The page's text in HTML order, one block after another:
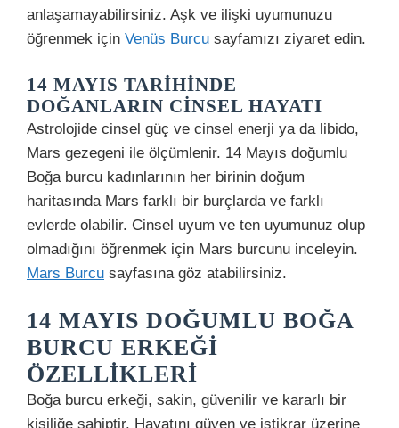
anlaşamayabilirsiniz. Aşk ve ilişki uyumunuzu
öğrenmek için Venüs Burcu sayfamızı ziyaret edin.
14 MAYIS TARIHINDE
DOĞANLARIN CINSEL HAYATI
Astrolojide cinsel güç ve cinsel enerji ya da libido,
Mars gezegeni ile ölçümlenir. 14 Mayıs doğumlu
Boğa burcu kadınlarının her birinin doğum
haritasında Mars farklı bir burçlarda ve farklı
evlerde olabilir. Cinsel uyum ve ten uyumunuz olup
olmadığını öğrenmek için Mars burcunu inceleyin.
Mars Burcu sayfasına göz atabilirsiniz.
14 MAYIS DOĞUMLU BOĞA
BURCU ERKEĞI
ÖZELLIKLERI
Boğa burcu erkeği, sakin, güvenilir ve kararlı bir
kişiliğe sahiptir. Hayatını güven ve istikrar üzerine